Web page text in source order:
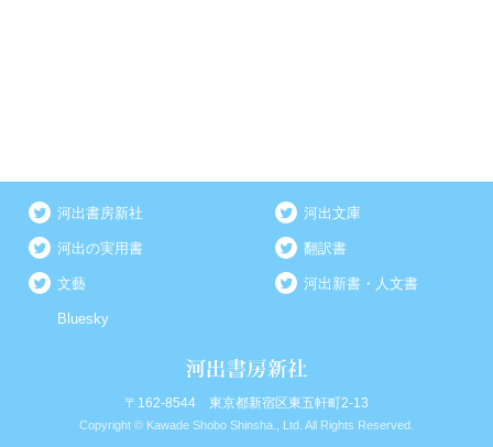
河出書房新社 河出文庫
河出の実用書 翻訳書
文藝 河出新書・人文書
Bluesky
〒162-8544 東京都新宿区東五軒町2-13
Copyright © Kawade Shobo Shinsha., Ltd. All Rights Reserved.